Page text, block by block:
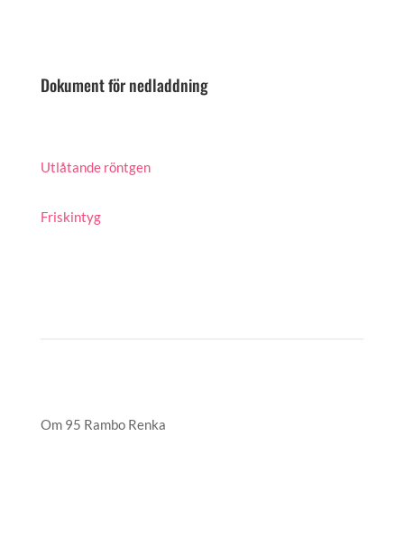
Dokument för nedladdning
Utlåtande röntgen
Friskintyg
Om 95 Rambo Renka